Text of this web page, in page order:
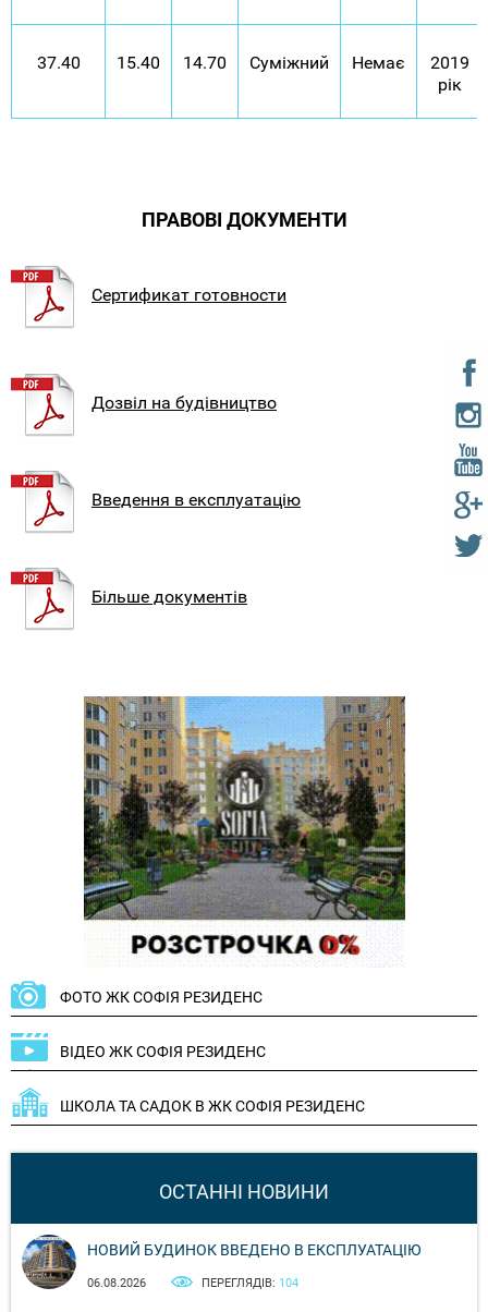
37.40 15.40 14.70 Суміжний Немає
2019
рік
ПРАВОВІ ДОКУМЕНТИ
Сертификат готовности
Дозвіл на будівництво
Введення в експлуатацію
Більше документів
ФОТО ЖК СОФІЯ РЕЗИДЕНС
ВІДЕО ЖК СОФІЯ РЕЗИДЕНС
ШКОЛА ТА САДОК В ЖК СОФІЯ РЕЗИДЕНС
ОСТАННІ НОВИНИ
НОВИЙ БУДИНОК ВВЕДЕНО В ЕКСПЛУАТАЦІЮ
06.08.2026 ПЕРЕГЛЯДІВ: 104